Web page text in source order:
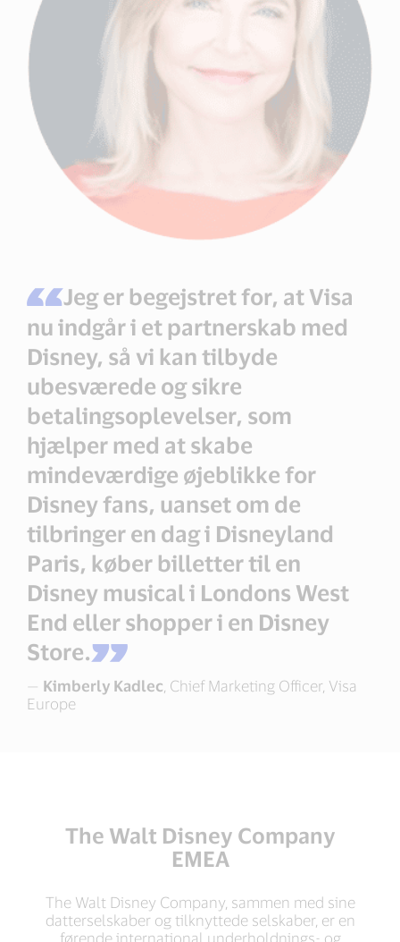
Jeg er begejstret for, at Visa
nu indgår i et partnerskab med
Disney, så vi kan tilbyde
ubesværede og sikre
betalingsoplevelser, som
hjælper med at skabe
mindeværdige øjeblikke for
Disney fans, uanset om de
tilbringer en dag i Disneyland
Paris, køber billetter til en
Disney musical i Londons West
End eller shopper i en Disney
Store.
Kimberly Kadlec , Chief Marketing Officer, Visa
Europe
The Walt Disney Company
EMEA
The Walt Disney Company, sammen med sine
datterselskaber og tilknyttede selskaber, er en
førende international underholdnings- og